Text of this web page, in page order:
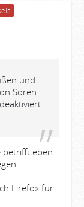
und
Sören
betrifft eben
Firefox für